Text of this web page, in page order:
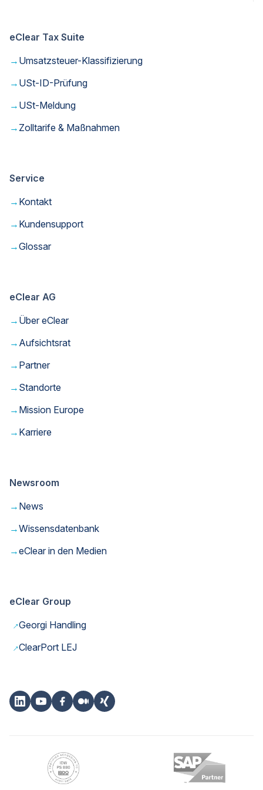
eClear Tax Suite
→ Umsatzsteuer-Klassifizierung
→ USt-ID-Prüfung
→ USt-Meldung
→ Zolltarife & Maßnahmen
Service
→ Kontakt
→ Kundensupport
→Glossar
eClear AG
→ Über eClear
→ Aufsichtsrat
→ Partner
→ Standorte
→ Mission Europe
→ Karriere
Newsroom
→ News
→Wissensdatenbank
→eClear in den Medien
eClear Group
→Georgi Handling
→ClearPort LEJ